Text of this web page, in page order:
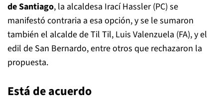
de Santiago, la alcaldesa Irací Hassler (PC) se
manifestó contraria a esa opción, y se le sumaron
también el alcalde de Til Til, Luis Valenzuela (FA), y el
edil de San Bernardo, entre otros que rechazaron la
propuesta.
Está de acuerdo